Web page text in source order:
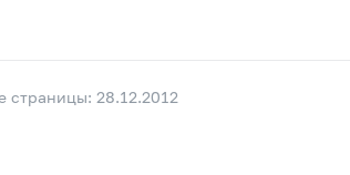
страницы: 28.12.2012